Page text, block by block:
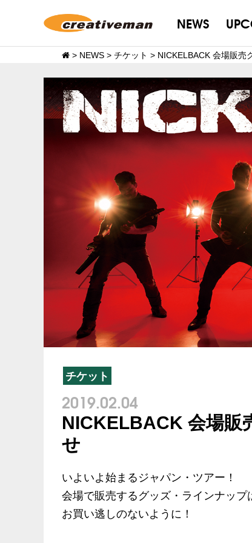
NEWS
> NEWS > チケット > NICKELBACK 会場販売
チケット
2019.02.04
NICKELBACK 会場販
せ
いよいよ始まるジャパン・ツアー！
会場で販売するグッズ・ラインナップ
お買い逃しのないように！